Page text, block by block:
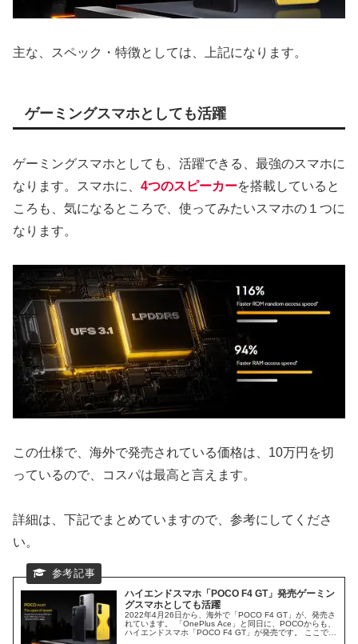
主な、スペック・特徴としては、上記になります。
ゲーミングスマホとしても活躍
ゲーミングスマホとしても、活躍できる、最強のスマホに
なります。スマホに、 4つのスピーカーを搭載していると
ころも、気になるところで、使ってみたいスマホの１つに
なります。
この仕様で、海外で発売されている価格は、10万円を切
っているので、コスパは最高と言えます。
詳細は、下記でまとめていますので、参考にしてくださ
い。
ハイエンドスマホ「POCO F4 GT」発売ゲーミン
グスマホとしても活躍
2022年4月26日から、海外で「POCO F4 GT」が、発売さ
れています。 「OnePlus Ace」と同日に、POCOからも、
ハイエンドスマホ「POCO F4 GT」が発売です。 ここで